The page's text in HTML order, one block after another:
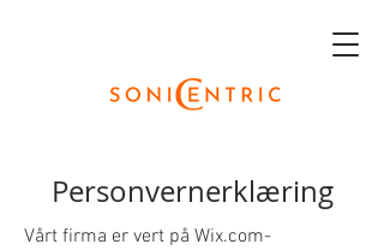
Personvernerklæring
Vårt firma er vert på Wix.com-